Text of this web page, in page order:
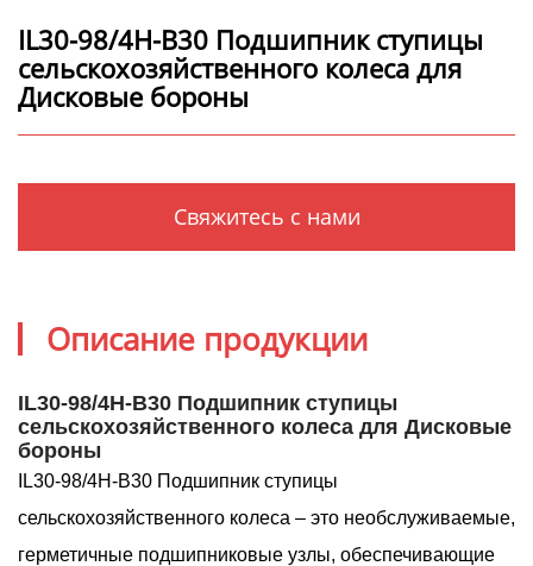
IL30-98/4H-B30 Подшипник ступицы
сельскохозяйственного колеса для
Дисковые бороны
Свяжитесь с нами
Описание продукции
IL30-98/4H-B30 Подшипник ступицы
сельскохозяйственного колеса для Дисковые
бороны
IL30-98/4H-B30 Подшипник ступицы
сельскохозяйственного колеса – это необслуживаемые,
герметичные подшипниковые узлы, обеспечивающие